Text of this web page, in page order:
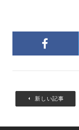
新しい記事